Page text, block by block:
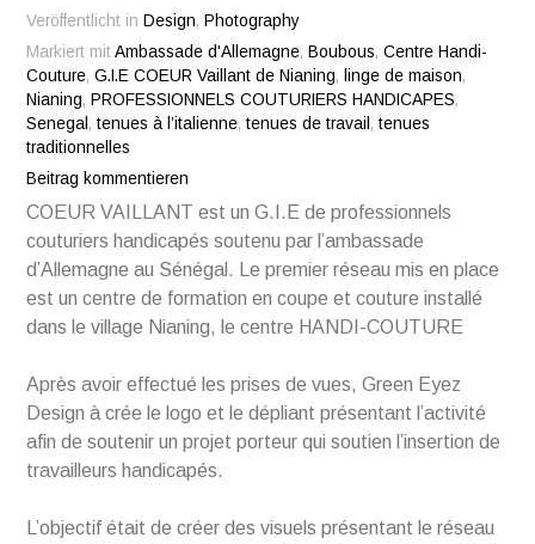
Veröffentlicht in Design, Photography
Markiert mitAmbassade d'Allemagne, Boubous,Centre Handi-
Couture,G.I.E COEUR Vaillant de Nianing, linge de maison,
Nianing, PROFESSIONNELS COUTURIERS HANDICAPES,
Senegal ,tenues à l’italienne,tenues de travail ,tenues
traditionnelles
Beitrag kommentieren
COEUR VAILLANT est un G.I.E de professionnels
couturiers handicapés soutenu par l’ambassade
d’Allemagne au Sénégal. Le premier réseau mis en place
est un centre de formation en coupe et couture installé
dans le village Nianing, le centre HANDI-COUTURE
Après avoir effectué les prises de vues, Green Eyez
Design à crée le logo et le dépliant présentant l’activité
afin de soutenir un projet porteur qui soutien l’insertion de
travailleurs handicapés.
L’objectif était de créer des visuels présentant le réseau